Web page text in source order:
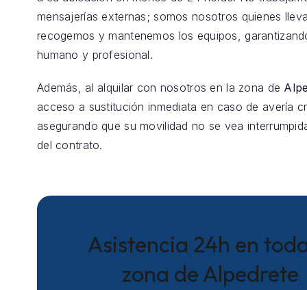
mensajerías externas; somos nosotros quienes
recogemos y mantenemos los equipos,
humano y profesional.
Además, al alquilar con nosotros en la zona de
acceso a sustitución inmediata en caso de avería
asegurando que su movilidad no se vea
del contrato.
Asistencia 24h en
zona de Alpedrete